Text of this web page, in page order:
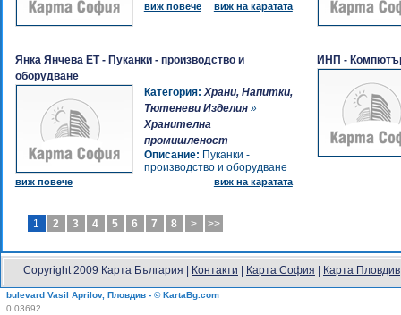
виж повече виж на каратата
Янка Янчева ЕТ - Пуканки - производство и
оборудване
Категория: Храни, Напитки,
Тютеневи Изделия»
Хранителна
промишленост
Описание: Пуканки -
производство и оборудване
виж повече виж на каратата
ИНП -
1 2 3 4 5 6 7 8 > >>
Copyright 2009 Карта България | Контакти | Карта София | Карта Пловдив
bulevard Vasil Aprilov, Пловдив - © KartaBg.com
0.03692